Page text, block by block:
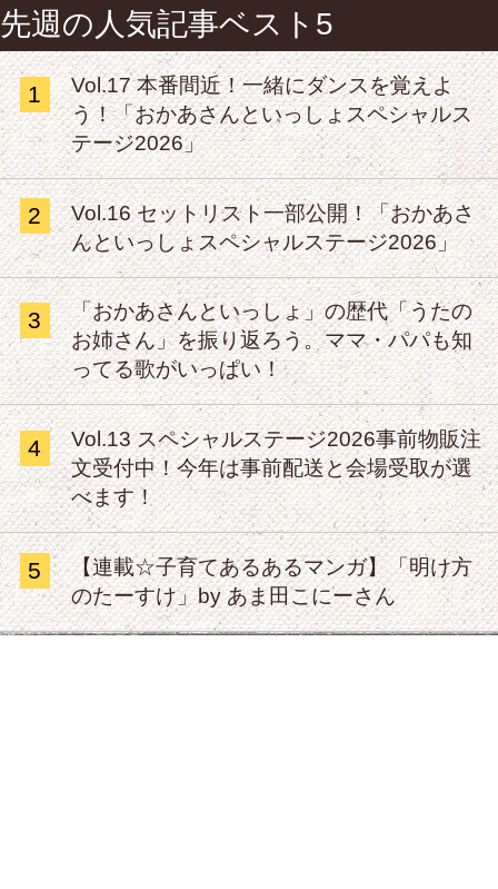
先週の人気記事ベスト5
1
Vol.17 本番間近！一緒にダンスを覚えよ
う！「おかあさんといっしょスペシャルス
テージ2026」
2
Vol.16 セットリスト一部公開！「おかあさ
んといっしょスペシャルステージ2026」
3
「おかあさんといっしょ」の歴代「うたの
お姉さん」を振り返ろう。ママ・パパも知
ってる歌がいっぱい！
4
Vol.13 スペシャルステージ2026事前物販注
文受付中！今年は事前配送と会場受取が選
べます！
5
【連載☆子育てあるあるマンガ】「明け方
のたーすけ」by あま田こにーさん